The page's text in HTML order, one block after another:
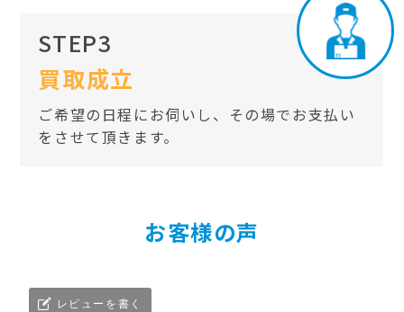
STEP3
買取成立
ご希望の日程にお伺いし、その場でお支払い
をさせて頂きます。
お客様の声
レビューを書く